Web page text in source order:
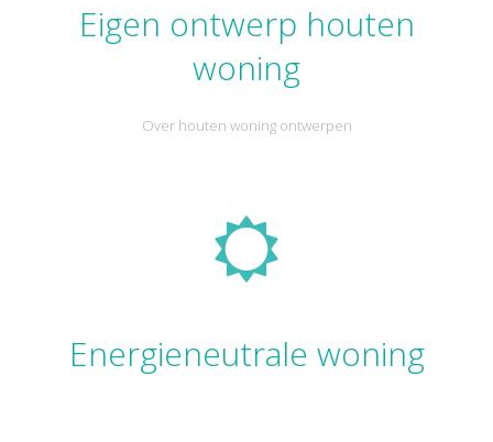
Eigen ontwerp houten
woning
Over houten woning ontwerpen
Energieneutrale woning